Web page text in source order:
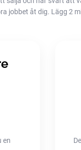
jobbet åt dig. Lägg 2
en